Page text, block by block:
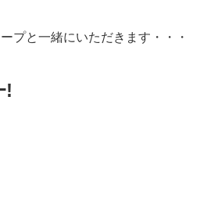
プと一緒にいただきます・・・
!